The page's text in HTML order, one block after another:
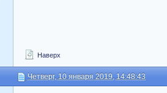
Наверх
Четверг, 10 января 2019, 14:48:43